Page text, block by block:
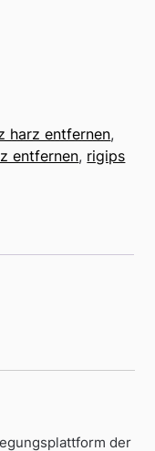
harz entfernen,
entfernen, rigips
der